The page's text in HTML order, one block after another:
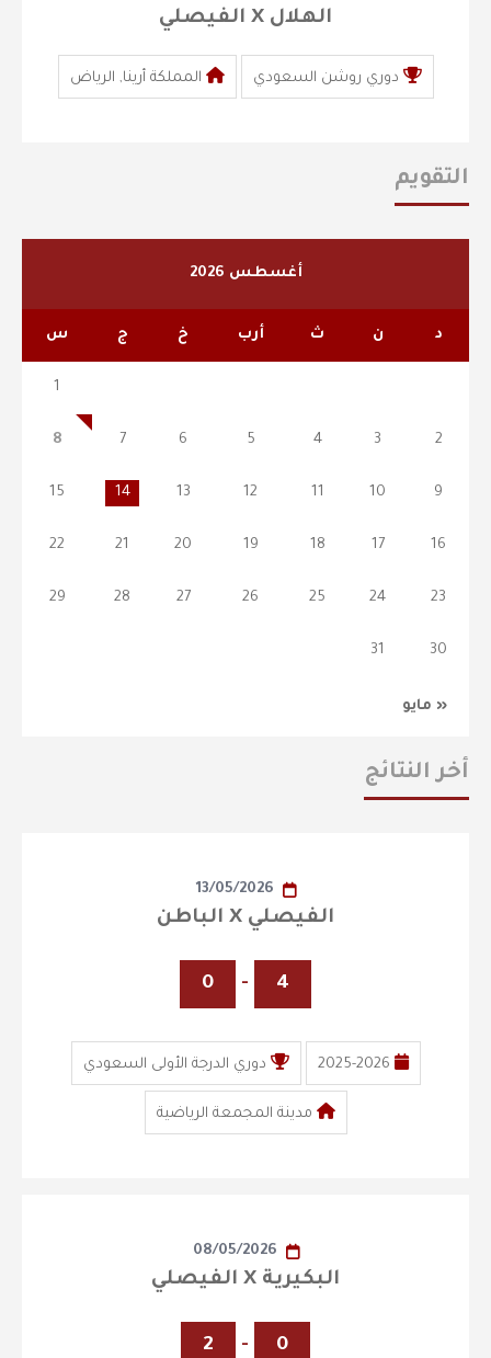
الهلال X الفيصلي
دوري روشن السعودي المملكة أرينا, الرياض
التقويم
أغسطس 2026
د ن ث أرب خ ج س
« مايو
1
2
3
4
5
6
7
8
9
10
11
12
13
14
15
16
17
18
19
20
21
22
23
24
25
26
27
28
29
30
31
أخر النتائج
13/05/2026
الفيصلي X الباطن
4
-
0
2025-2026 دوري الدرجة الأولى السعودي
مدينة المجمعة الرياضية
08/05/2026
البكيرية X الفيصلي
0
-
2